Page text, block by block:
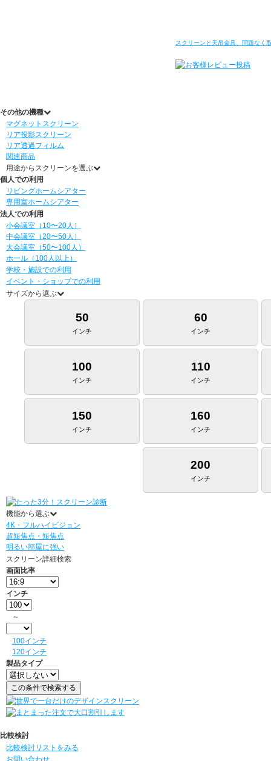
スクリーンと天吊金具、問題なく
その他の機種
マグネットスクリーン
リア投影スクリーン
リア透過フィルム
関連商品
用途からスクリーンを選ぶ
個人での利用
リビングホームシアター
専用室ホームシアター
法人での利用
小会議室（10〜20人）
中会議室（20〜50人）
大会議室（50〜100人）
ホール（100人以上）
学校・施設での利用
イベント・ショップでの利用
サイズから選ぶ
50
インチ
60
インチ
100
インチ
110
インチ
150
インチ
160
インチ
200
インチ
機能から選ぶ
4K・フルハイビジョン
超短焦点・短焦点
明るい部屋に強い
スクリーン詳細検索
画面比率
インチ
～
100インチ
120インチ
製品タイプ
比較検討
比較検討リストをみる
お問い合わせ